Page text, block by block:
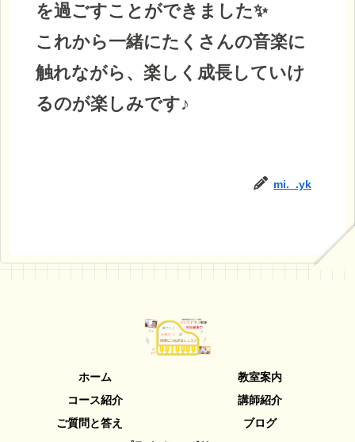
を過ごすことができました✨
これから一緒にたくさんの音楽に
触れながら、楽しく成長していけ
るのが楽しみです♪
mi._.yk
ホーム
教室案内
コース紹介
講師紹介
ご質問と答え
ブログ